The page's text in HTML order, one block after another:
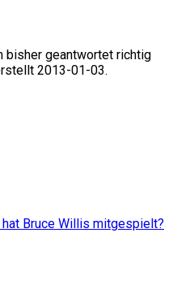
bisher geantwortet richtig
2013-01-03.
Bruce Willis mitgespielt?